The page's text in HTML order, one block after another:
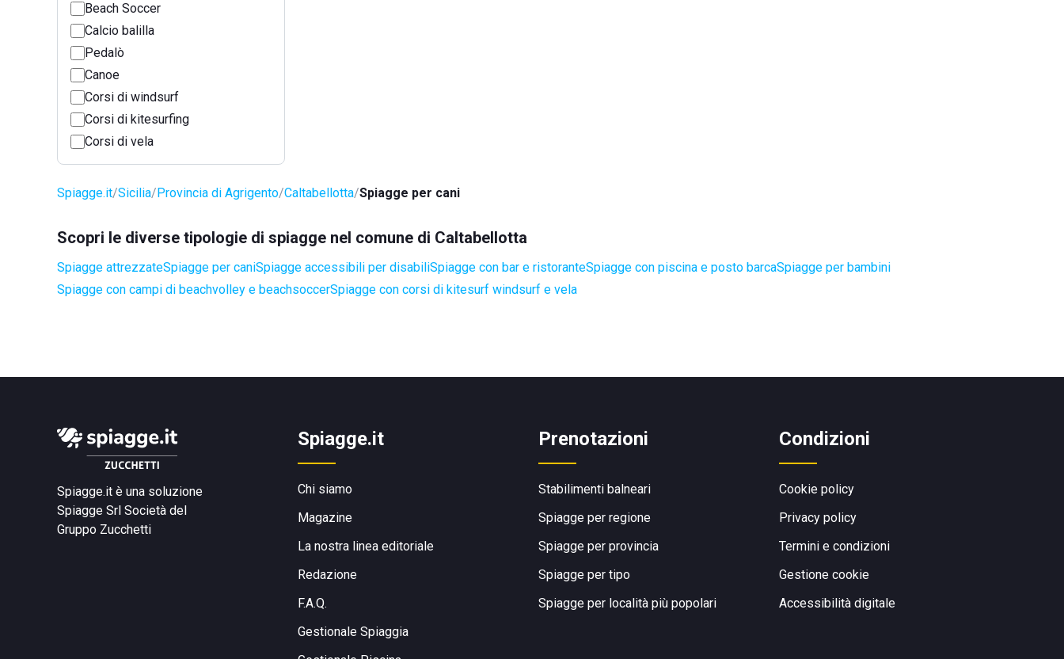
Beach Soccer
Calcio balilla
Pedalò
Canoe
Corsi di windsurf
Corsi di kitesurfing
Corsi di vela
Spiagge.it Sicilia Provincia di Agrigento Caltabellotta Spiagge per cani
Scopri le diverse tipologie di spiagge nel comune di Caltabellotta
Spiagge attrezzateSpiagge per caniSpiagge accessibili per disabiliSpiagge con bar e ristoranteSpiagge con piscina e posto barcaSpiagge per bambini
Spiagge con campi di beachvolley e beachsoccerSpiagge con corsi di kitesurf windsurf e vela
Spiagge.it è una soluzione
Spiagge Srl Società del
Gruppo Zucchetti
Spiagge.it
Chi siamo
Magazine
La nostra linea editoriale
Redazione
F.A.Q.
Gestionale Spiaggia
Prenotazioni
Stabilimenti balneari
Spiagge per regione
Spiagge per provincia
Spiagge per tipo
Spiagge per località più popolari
Condizioni
Cookie policy
Privacy policy
Termini e condizioni
Gestione cookie
Accessibilità digitale